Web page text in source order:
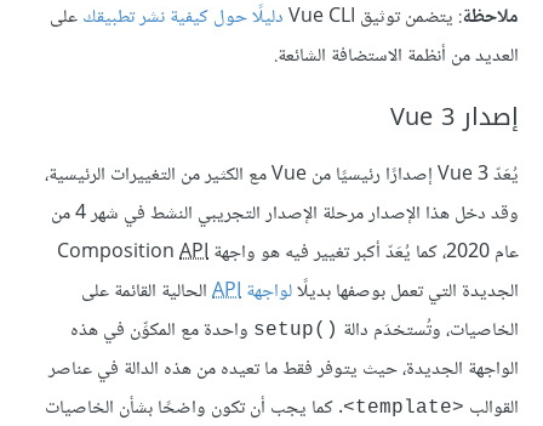
ملاحظة: يتضمن توثيق Vue CLI دليلًا حول كيفية نشر تطبيقكعلى
العديد من أنظمة الاستضافة الشائعة.
إصدار Vue 3
يُعَدّ Vue 3 إصدارًا رئيسيًا من Vue مع الكثير من التغييرات الرئيسية،
وقد دخل هذا الإصدار مرحلة الإصدار التجريبي النشط في شهر 4 من
عام 2020، كما يُعَدّ أكبر تغيير فيه هو واجهة Composition
API
الجديدة التي تعمل بوصفها بديلًالواجهةAPIالحالية القائمة على
الخاصيات، وتُستخدَم دالة setup()‎ واحدة مع المكوِّن في هذه
الواجهة الجديدة، حيث يتوفر فقط ما تعيده من هذه الدالة في عناصر
القوالب <template>
. كما يجب أن تكون واضحًا بشأن الخاصيات